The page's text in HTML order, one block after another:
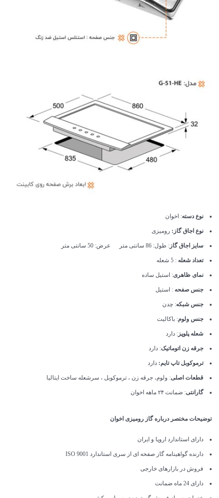
نوع دسته: اخوان
نوع اجاق گاز: رومیزی
سایز اجاق گاز : طول: 86 سانتی متر عرض: 50 سانتی متر
تعداد شعله : 5 شعله
نمای ظاهری: استیل ساده
جنس صفحه : استیل
جنس شبکه: چدن
جنس ولوم: باکالیت
شعله پلوپز : دارد
جرقه زن اتوماتیک: دارد
ترموکوبل تاپ تایم: دارد
قطعات اصلی: ولوم، جرقه زن ، ترموکوبل ، سرشعله ساخت ایتالیا
گارانتی: ضمانت ۲۴ ماهه اخوان
توضیحات مختصر درباره گاز رومیزی اخوان
دارای استاندارد اروپا و ایران
دارنده گواهینامه گاز صفحه ای از سری استاندارد ISO 9001
فروش در بازارهای خارجی
دارای 24 ماه ضمانت